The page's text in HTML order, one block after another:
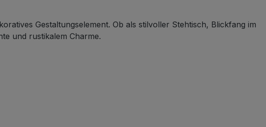
Gestaltungselement. Ob als stilvoller Stehtisch, Blickfang im
und rustikalem Charme.